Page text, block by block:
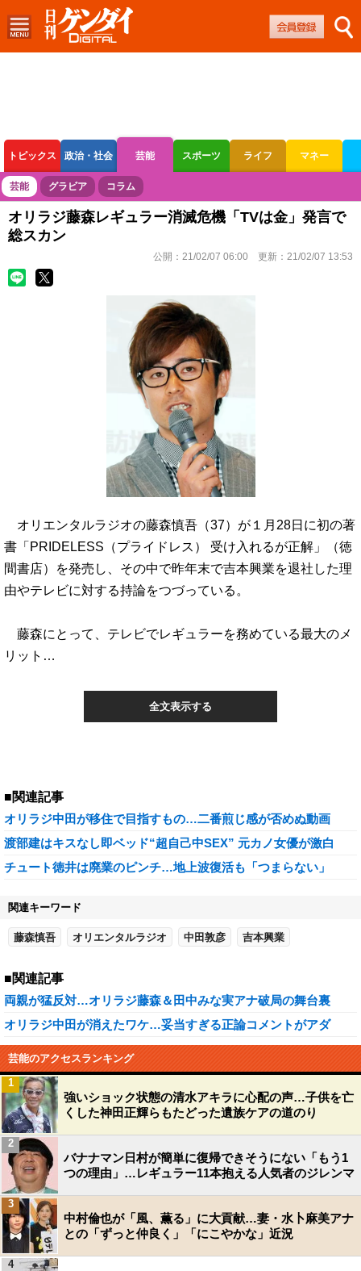
トピックス 政治・社会 芸能 スポーツ ライフ マネー
ボートレース 競輪 オートレース
芸能 グラビア コラム
オリラジ藤森レギュラー消滅危機「TVは金」発言で
総スカン
公開： 21/02/07 06:00 更新： 21/02/07 13:53
オリエンタルラジオの藤森慎吾（37）が１月28日に初の著
書「PRIDELESS（プライドレス） 受け入れるが正解」（徳
間書店）を発売し、その中で昨年末で吉本興業を退社した理
由やテレビに対する持論をつづっている。
藤森にとって、テレビでレギュラーを務めている最大のメ
リット…
全文表示する
■関連記事
オリラジ中田が移住で目指すもの…二番煎じ感が否めぬ動画
渡部建はキスなし即ベッド“超自己中SEX” 元カノ女優が激白
チュート徳井は廃業のピンチ…地上波復活も「つまらない」
関連キーワード
藤森慎吾 オリエンタルラジオ 中田敦彦 吉本興業
■関連記事
両親が猛反対…オリラジ藤森＆田中みな実アナ破局の舞台裏
オリラジ中田が消えたワケ…妥当すぎる正論コメントがアダ
芸能のアクセスランキング
強いショック状態の清水アキラに心配の声…子供を亡
くした神田正輝らもたどった遺族ケアの道のり
1
バナナマン日村が簡単に復帰できそうにない「もう1
つの理由」…レギュラー11本抱える人気者のジレンマ
2
中村倫也が「風、薫る」に大貢献…妻・水卜麻美アナ
との「ずっと仲良く」「にこやかな」近況
3
4